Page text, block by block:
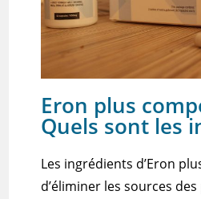
Eron plus
Quels sont les
Les ingrédients d’Eron
d’éliminer les sources